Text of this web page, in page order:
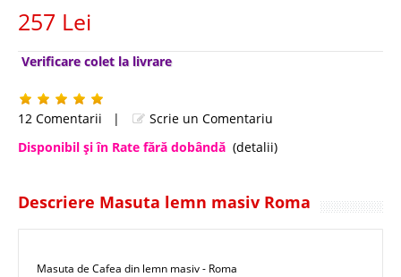
257 Lei
Verificare colet la livrare
12 Comentarii |
Scrie un Comentariu
Disponibil şi în Rate fără dobândă (detalii)
Descriere Masuta lemn masiv Roma
Masuta de Cafea din lemn masiv - Roma